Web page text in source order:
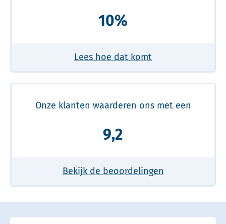
10%
Lees hoe dat komt
Onze klanten waarderen ons met een
9,2
Bekijk de beoordelingen